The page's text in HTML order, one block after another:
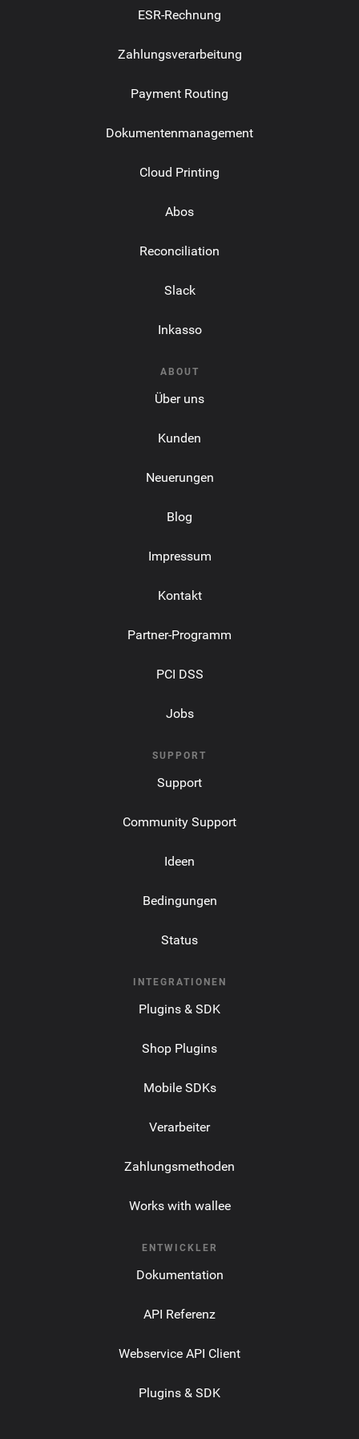
ESR-Rechnung
Zahlungsverarbeitung
Payment Routing
Dokumentenmanagement
Cloud Printing
Abos
Reconciliation
Slack
Inkasso
ABOUT
Über uns
Kunden
Neuerungen
Blog
Impressum
Kontakt
Partner-Programm
PCI DSS
Jobs
SUPPORT
Support
Community Support
Ideen
Bedingungen
Status
INTEGRATIONEN
Plugins & SDK
Shop Plugins
Mobile SDKs
Verarbeiter
Zahlungsmethoden
Works with wallee
ENTWICKLER
Dokumentation
API Referenz
Webservice API Client
Plugins & SDK